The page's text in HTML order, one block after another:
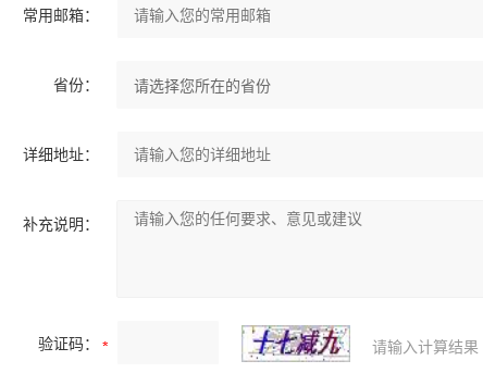
常用邮箱：
省份：
详细地址：
补充说明：
验证码： 请输入计算结